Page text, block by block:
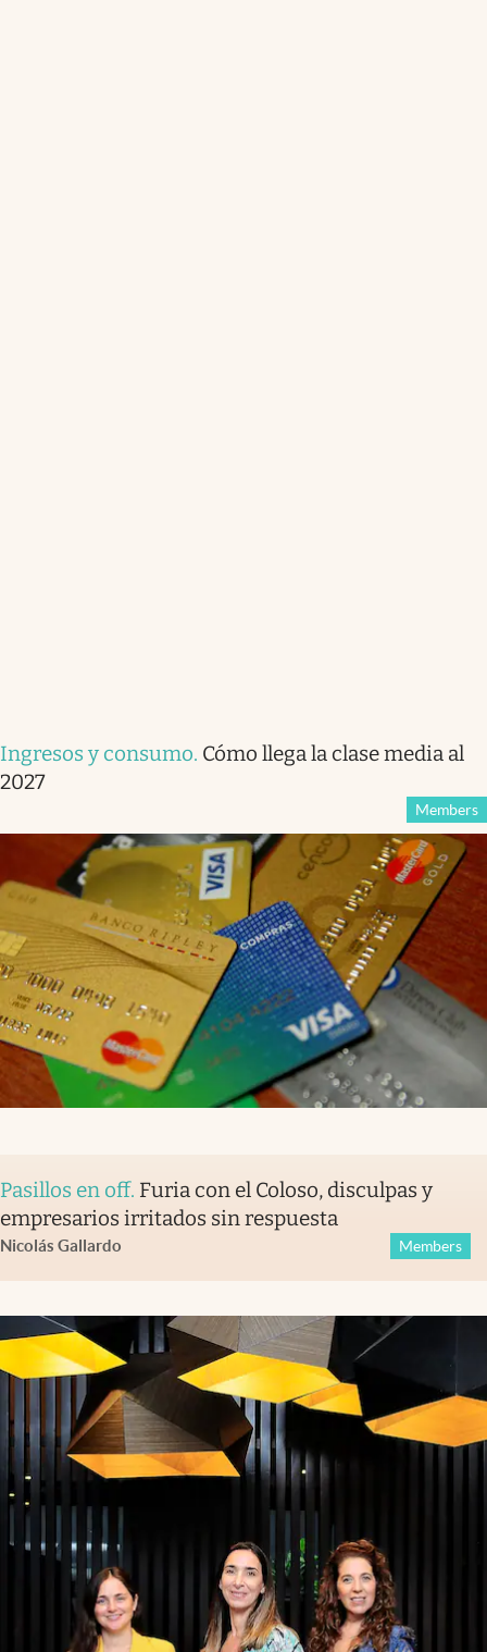
Ingresos y consumo. Cómo llega la clase media al
2027
Members
Pasillos en off. Furia con el Coloso, disculpas y
empresarios irritados sin respuesta
Nicolás Gallardo Members